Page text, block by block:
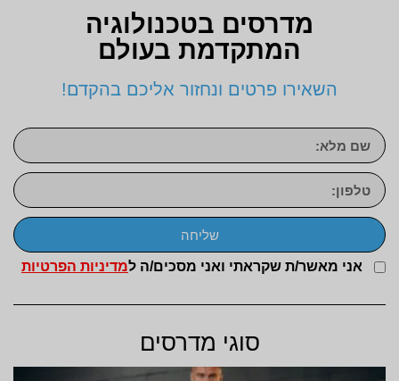
מדרסים בטכנולוגיה
המתקדמת בעולם
השאירו פרטים ונחזור אליכם בהקדם!
אני מאשר/ת שקראתי ואני מסכים/ה למדיניות הפרטיות
שליחה
סוגי מדרסים